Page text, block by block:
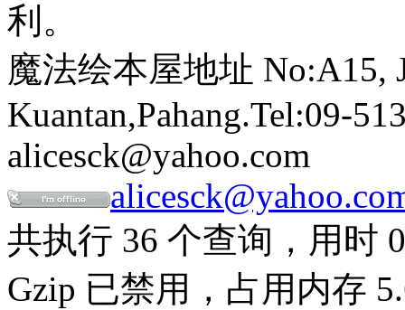
利。
魔法绘本屋地址 No:A15,
Kuantan,Pahang.Tel:09-
alicesck@yahoo.com
共执行 36 个查询，用时
Gzip 已禁用，占用内存